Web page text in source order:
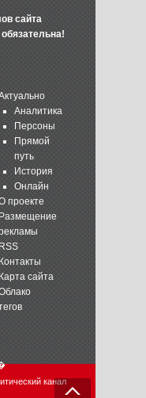
сайта
Аналитика
Персоны
Прямой
путь
История
Онлайн
проекте
Размещение
RSS
Контакты
Карта сайта
канал